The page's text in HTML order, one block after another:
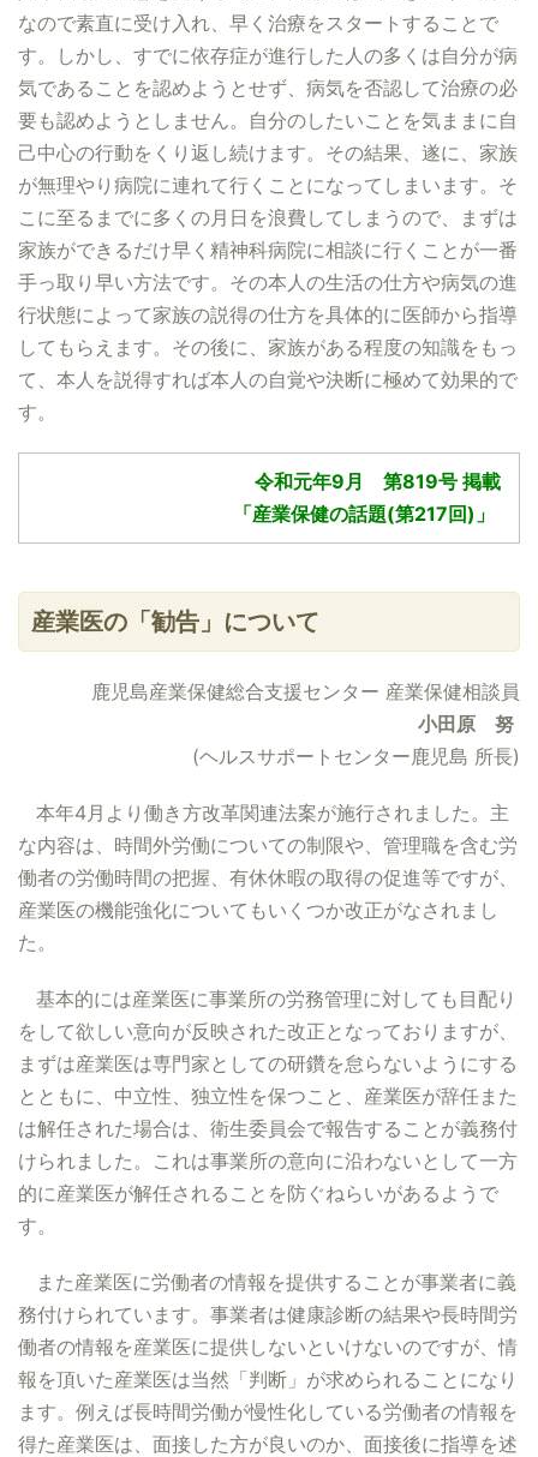
なので素直に受け入れ、早く治療をスタートすることで
す。しかし、すでに依存症が進行した人の多くは自分が病
気であることを認めようとせず、病気を否認して治療の必
要も認めようとしません。自分のしたいことを気ままに自
己中心の行動をくり返し続けます。その結果、遂に、家族
が無理やり病院に連れて行くことになってしまいます。そ
こに至るまでに多くの月日を浪費してしまうので、まずは
家族ができるだけ早く精神科病院に相談に行くことが一番
手っ取り早い方法です。その本人の生活の仕方や病気の進
行状態によって家族の説得の仕方を具体的に医師から指導
してもらえます。その後に、家族がある程度の知識をもっ
て、本人を説得すれば本人の自覚や決断に極めて効果的で
す。
令和元年9月 第819号 掲載
「産業保健の話題(第217回)」
産業医の「勧告」について
鹿児島産業保健総合支援センター 産業保健相談員
小田原 努
(ヘルスサポートセンター鹿児島 所長)
本年4月より働き方改革関連法案が施行されました。主
な内容は、時間外労働についての制限や、管理職を含む労
働者の労働時間の把握、有休休暇の取得の促進等ですが、
産業医の機能強化についてもいくつか改正がなされまし
た。
基本的には産業医に事業所の労務管理に対しても目配り
をして欲しい意向が反映された改正となっておりますが、
まずは産業医は専門家としての研鑽を怠らないようにする
とともに、中立性、独立性を保つこと、産業医が辞任また
は解任された場合は、衛生委員会で報告することが義務付
けられました。これは事業所の意向に沿わないとして一方
的に産業医が解任されることを防ぐねらいがあるようで
す。
また産業医に労働者の情報を提供することが事業者に義
務付けられています。事業者は健康診断の結果や長時間労
働者の情報を産業医に提供しないといけないのですが、情
報を頂いた産業医は当然「判断」が求められることになり
ます。例えば長時間労働が慢性化している労働者の情報を
得た産業医は、面接した方が良いのか、面接後に指導を述